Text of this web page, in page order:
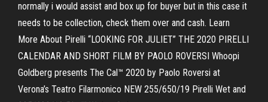
normally i would assist and box up for buyer but in this case it
needs to be collection, check them over and cash. Learn
More About Pirelli “LOOKING FOR JULIET” THE 2020 PIRELLI
CALENDAR AND SHORT FILM BY PAOLO ROVERSI Whoopi
Goldberg presents The Cal™ 2020 by Paolo Roversi at
Verona’s Teatro Filarmonico NEW 255/650/19 Pirelli Wet and